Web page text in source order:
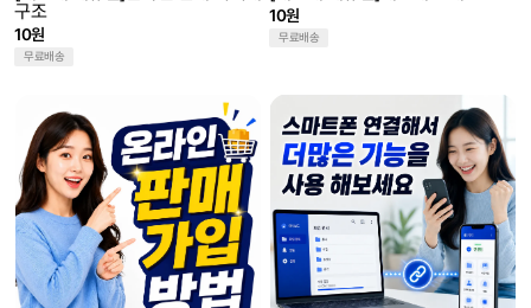
구조
10원
무료배송
10원
무료배송